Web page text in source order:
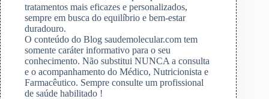
tratamentos mais eficazes e personalizados,
sempre em busca do equilíbrio e bem-estar
duradouro.
O conteúdo do Blog saudemolecular.com tem
somente caráter informativo para o seu
conhecimento. Não substitui NUNCA a consulta
e o acompanhamento do Médico, Nutricionista e
Farmacêutico. Sempre consulte um profissional
de saúde habilitado !